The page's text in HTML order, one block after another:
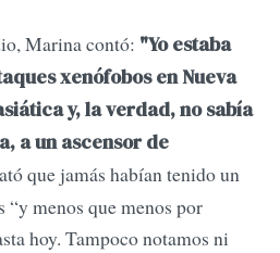
Marina contó: "Yo estaba
xenófobos en Nueva
y, la verdad, no sabía
a un ascensor de
que jamás habían tenido un
menos que menos por
hoy. Tampoco notamos ni